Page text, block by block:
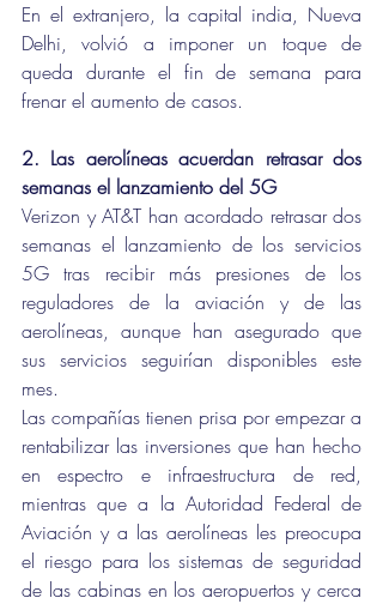
En el extranjero, la capital india, Nueva
Delhi, volvió a imponer un toque de
queda durante el fin de semana para
frenar el aumento de casos.
2. Las aerolíneas acuerdan retrasar dos
semanas el lanzamiento del 5G
Verizon y AT&T han acordado retrasar dos
semanas el lanzamiento de los servicios
5G tras recibir más presiones de los
reguladores de la aviación y de las
aerolíneas, aunque han asegurado que
sus servicios seguirían disponibles este
mes.
Las compañías tienen prisa por empezar a
rentabilizar las inversiones que han hecho
en espectro e infraestructura de red,
mientras que a la Autoridad Federal de
Aviación y a las aerolíneas les preocupa
el riesgo para los sistemas de seguridad
de las cabinas en los aeropuertos y cerca